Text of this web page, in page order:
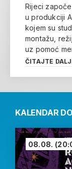
Rijeci
u produkciji
kojem su
montažu,
uz pomoć
ČITAJTE
KALENDAR
08.08.